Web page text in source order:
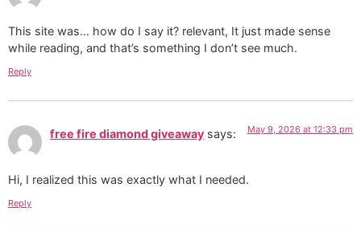
This site was… how do I say it? relevant, It just made sense
while reading, and that’s something I don’t see much.
Reply
free fire diamond giveaway says: May 9, 2026 at 12:33 pm
Hi, I realized this was exactly what I needed.
Reply